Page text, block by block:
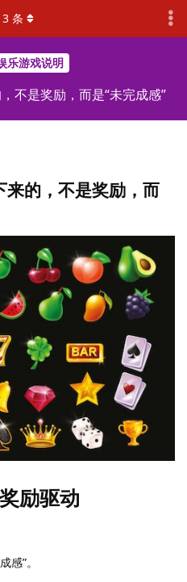
乐游戏说明
不是奖励，而是“未完成感”
条
来的，不是奖励，而
励驱动
感”。